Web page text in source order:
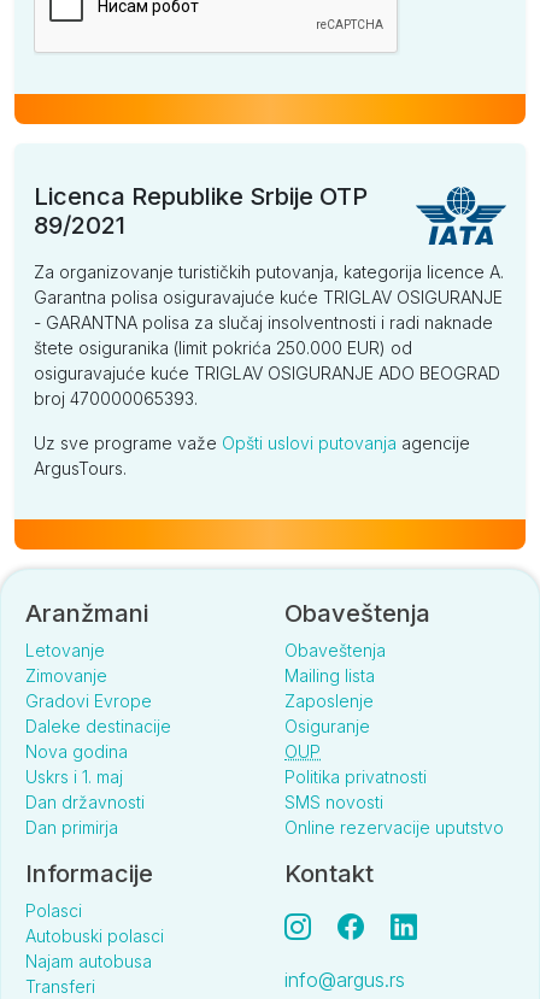
Licenca Republike Srbije OTP
89/2021
Za organizovanje turističkih putovanja, kategorija licence A.
Garantna polisa osiguravajuće kuće TRIGLAV OSIGURANJE
- GARANTNA polisa za slučaj insolventnosti i radi naknade
štete osiguranika (limit pokrića 250.000 EUR) od
osiguravajuće kuće TRIGLAV OSIGURANJE ADO BEOGRAD
broj 470000065393.
Uz sve programe važe Opšti uslovi putovanja agencije
ArgusTours.
Aranžmani
Letovanje
Zimovanje
Gradovi Evrope
Daleke destinacije
Nova godina
Uskrs i 1. maj
Dan državnosti
Dan primirja
Obaveštenja
Obaveštenja
Mailing lista
Zaposlenje
Osiguranje
OUP
Politika privatnosti
SMS novosti
Online rezervacije uputstvo
Informacije
Polasci
Autobuski polasci
Najam autobusa
Transferi
Kontakt
info@argus.rs